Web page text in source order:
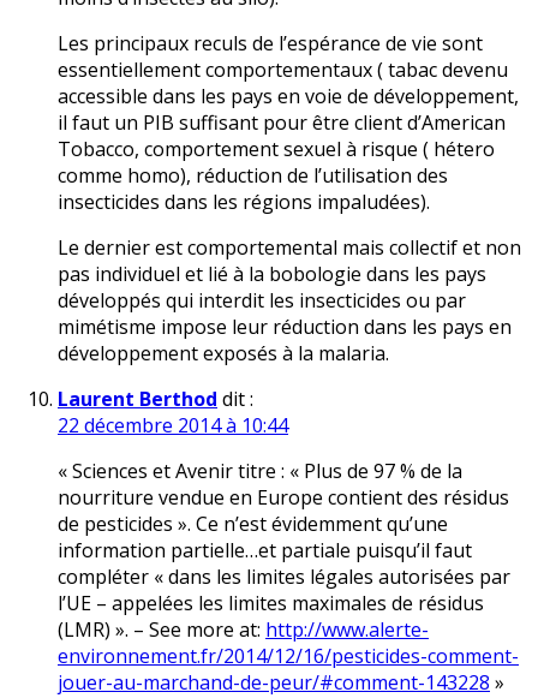
Les principaux reculs de l’espérance de vie sont
essentiellement comportementaux ( tabac devenu
accessible dans les pays en voie de développement,
il faut un PIB suffisant pour être client d’American
Tobacco, comportement sexuel à risque ( hétero
comme homo), réduction de l’utilisation des
insecticides dans les régions impaludées).
Le dernier est comportemental mais collectif et non
pas individuel et lié à la bobologie dans les pays
développés qui interdit les insecticides ou par
mimétisme impose leur réduction dans les pays en
développement exposés à la malaria.
Laurent Berthod dit :
22 décembre 2014 à 10:44
« Sciences et Avenir titre : « Plus de 97 % de la
nourriture vendue en Europe contient des résidus
de pesticides ». Ce n’est évidemment qu’une
information partielle…et partiale puisqu’il faut
compléter « dans les limites légales autorisées par
l’UE – appelées les limites maximales de résidus
(LMR) ». – See more at: http://www.alerte-
environnement.fr/2014/12/16/pesticides-comment-
jouer-au-marchand-de-peur/#comment-143228 »